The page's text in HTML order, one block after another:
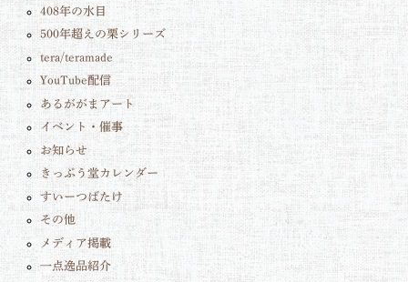
408年の水目
500年超えの栗シリーズ
tera/teramade
YouTube配信
あるががまアート
イベント・催事
お知らせ
きっぷう堂カレンダー
すいーつばたけ
その他
メディア掲載
一点逸品紹介